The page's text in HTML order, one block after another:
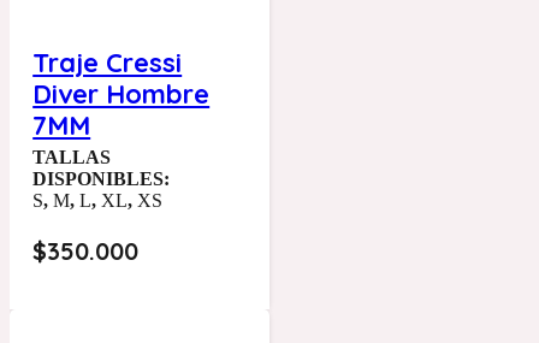
Traje Cressi
Diver Hombre
7MM
TALLAS
DISPONIBLES:
S,M,L, XL, XS
$350.000